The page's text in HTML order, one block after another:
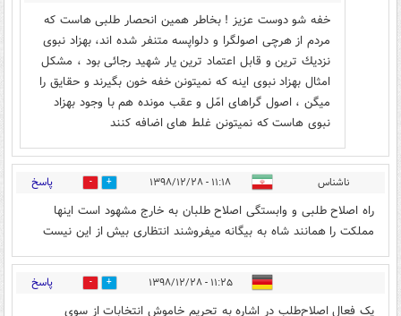
خفه شو دوست عزيز ! بخاطر همين انحصار طلبى هاست كه
مردم از هرچى اصولگرا و دلواپسه متنفر شده اند، بهزاد نبوى
نزديك ترين و قابل اعتماد ترين يار شهيد رجائى بود ، مشكل
امثال بهزاد نبوى اينه كه نميتونن خفه خون بگيرند و حقايق را
ميگن ، اصول گراهاى امّل و عقب مونده هم با وجود بهزاد
نبوى هاست كه نميتونن غلط هاى اضافه كنند
ناشناس ۱۱:۱۸ - ۱۳۹۸/۱۲/۲۸ 14 پاسخ
راه اصلاح طلبی و وابستگی اصلاح طلبان به خارج مشهود است اینها
مملکت را همانند شاه به بیگانه میفروشند انتظاری بیش از این نیست
۱۱:۲۵ - ۱۳۹۸/۱۲/۲۸ 15 پاسخ
یک فعال اصلاح‌طلب در اشاره به تحریم خاموش انتخابات از سوی